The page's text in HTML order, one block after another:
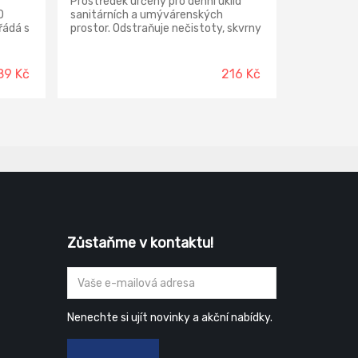
s
ale
či
Kč
sanitárních a umývárenských
prostor. Odstraňuje nečistoty, skvrny
216 Kč
Zůstaňme v kontaktu!
Nenechte si ujít novinky a akční nabídky.